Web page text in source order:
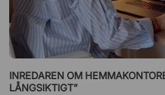
INREDAREN OM
LÅNGSIKTIGT”